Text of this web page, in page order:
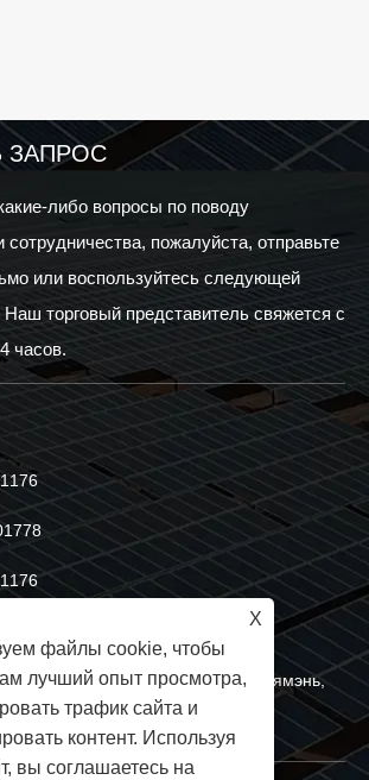
ЗАПРОС
либо вопросы по поводу
пожалуйста, отправьте
или воспользуйтесь следующей
торговый представитель свяжется с
часов.
North Road, район Хули, город Сямэнь,
Китай
X
файлы cookie, чтобы
лучший опыт просмотра,
трафик сайта и
контент. Используя
вы соглашаетесь на